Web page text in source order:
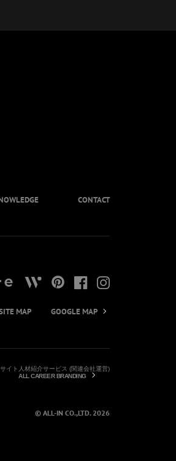
CONTACT
MAP GOOGLE MAP
イト 人材紹介サービス (関連会社運営)
ALL CAREER BRANDING
© ALL-IN CO.,LTD. 2026